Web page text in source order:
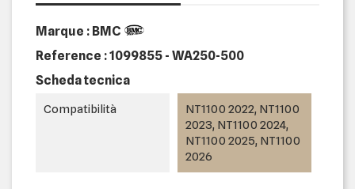
Marque : BMC
Reference :1099855 - WA250-500
Scheda tecnica
Compatibilità
NT1100 2022, NT1100
2023, NT1100 2024,
NT1100 2025, NT1100
2026